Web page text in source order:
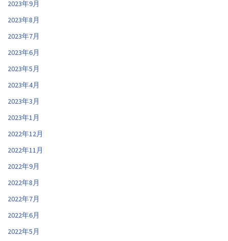
2023年9月
2023年8月
2023年7月
2023年6月
2023年5月
2023年4月
2023年3月
2023年1月
2022年12月
2022年11月
2022年9月
2022年8月
2022年7月
2022年6月
2022年5月